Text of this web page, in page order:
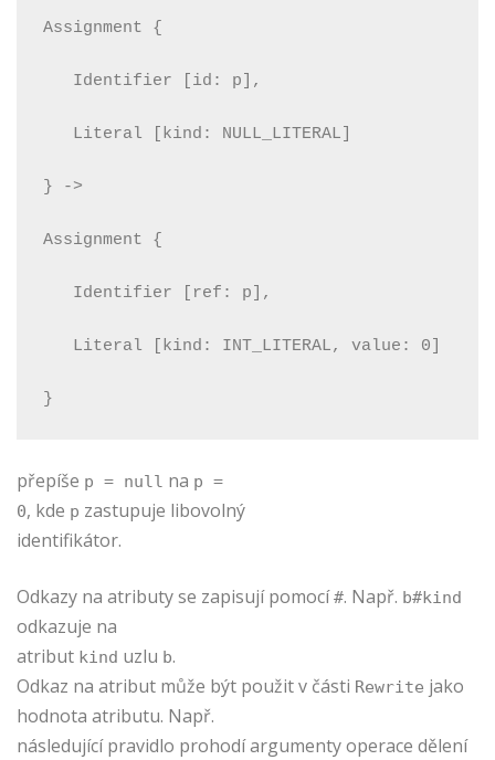
Assignment {
   Identifier [id: p],
   Literal [kind: NULL_LITERAL]
} ->
Assignment {
   Identifier [ref: p],
   Literal [kind: INT_LITERAL, value: 0]
}
přepíše p = null na p =
0, kde p zastupuje libovolný
identifikátor.
Odkazy na atributy se zapisují pomocí#. Např. b#kind
odkazuje na
atribut kind uzlu b.
Odkaz na atribut může být použit v části Rewrite jako
hodnota atributu. Např.
následující pravidlo prohodí argumenty operace dělení